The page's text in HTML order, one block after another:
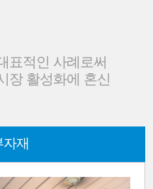
표적인 사례로써
장 활성화에 혼신
자재